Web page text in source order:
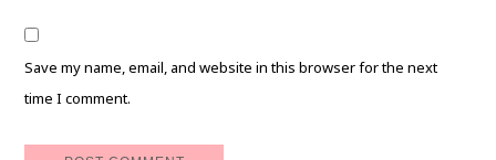
Save my name, email, and website in this browser for the next
time I comment.